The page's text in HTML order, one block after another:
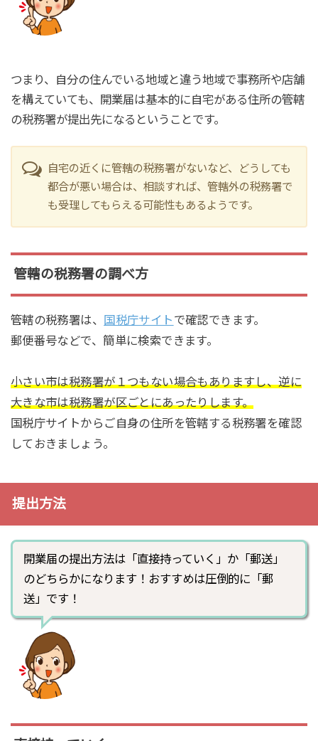
つまり、自分の住んでいる地域と違う地域で事務所や店舗
を構えていても、開業届は基本的に自宅がある住所の管轄
の税務署が提出先になるということです。
自宅の近くに管轄の税務署がないなど、どうしても
都合が悪い場合は、相談すれば、管轄外の税務署で
も受理してもらえる可能性もあるようです。
管轄の税務署の調べ方
管轄の税務署は、 国税庁サイト で確認できます。
郵便番号などで、簡単に検索できます。
小さい市は税務署が１つもない場合もありますし、逆に
大きな市は税務署が区ごとにあったりします。
国税庁サイトからご自身の住所を管轄する税務署を確認
しておきましょう。
提出方法
開業届の提出方法は「直接持っていく」か「郵送」
のどちらかになります！おすすめは圧倒的に「郵
送」です！